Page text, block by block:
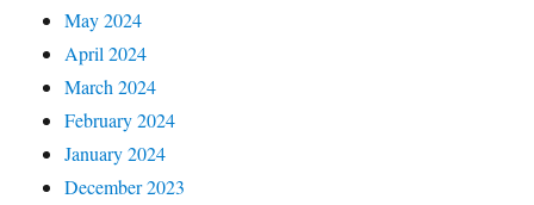
May 2024
April 2024
March 2024
February 2024
January 2024
December 2023